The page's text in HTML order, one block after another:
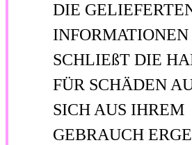
DIE
SCHLIEßT DIE
FÜR SCHÄDEN
SICH AUS IHREM
GEBRAUCH